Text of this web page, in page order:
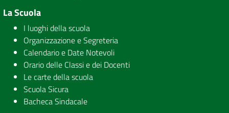
La Scuola
I luoghi della scuola
Organizzazione e Segreteria
Calendario e Date Notevoli
Orario delle Classi e dei Docenti
Le carte della scuola
Scuola Sicura
Bacheca Sindacale